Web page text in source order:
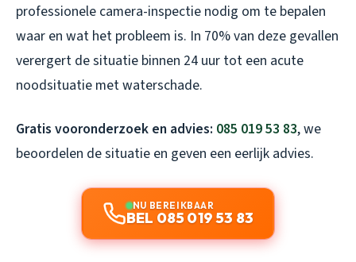
professionele camera-inspectie nodig om te bepalen
waar en wat het probleem is. In 70% van deze gevallen
verergert de situatie binnen 24 uur tot een acute
noodsituatie met waterschade.
Gratis vooronderzoek en advies: 085 019 53 83, we
beoordelen de situatie en geven een eerlijk advies.
NU BEREIKBAAR
BEL 085 019 53 83